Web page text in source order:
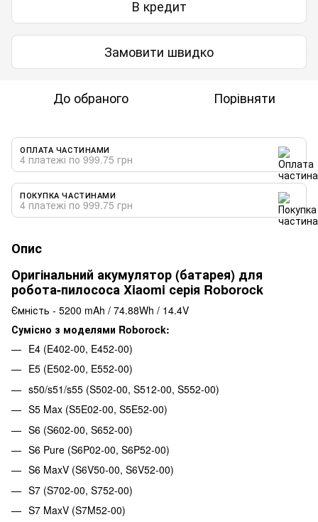
В кредит
Замовити швидко
До обраного Порівняти
ОПЛАТА ЧАСТИНАМИ
4 платежі по 999.75 грн
ПОКУПКА ЧАСТИНАМИ
4 платежі по 999.75 грн
Опис
Оригінальний акумулятор (батарея) для
робота-пилососа Xiaomi серія Roborock
Ємність - 5200 mAh / 74.88Wh / 14.4V
Сумісно з моделями Roborock:
E4 (E402-00, E452-00)
E5 (E502-00, E552-00)
s50/s51/s55 (S502-00, S512-00, S552-00)
S5 Max (S5E02-00, S5E52-00)
S6 (S602-00, S652-00)
S6 Pure (S6P02-00, S6P52-00)
S6 MaxV (S6V50-00, S6V52-00)
S7 (S702-00, S752-00)
S7 MaxV (S7M52-00)